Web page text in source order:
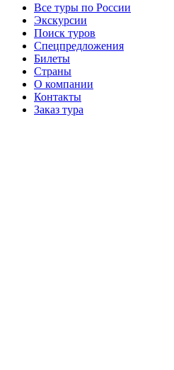
Все туры по России
Экскурсии
Поиск туров
Спецпредложения
Билеты
Страны
О компании
Контакты
Заказ тура